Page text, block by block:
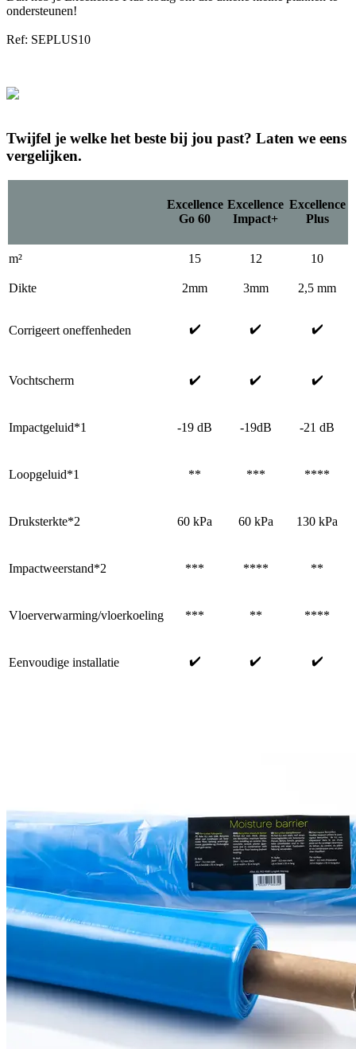
ondersteunen!
Ref: SEPLUS10
Twijfel je welke het beste bij jou past? Laten we eens
vergelijken.
Excellence
Go 60
Excellence
Impact+
Excellence
Plus
m² 15 12 10
Dikte 2mm 3mm 2,5 mm
Corrigeert oneffenheden ✔️ ✔️ ✔️
Vochtscherm ✔️ ✔️ ✔️
Impactgeluid*1 -19 dB -19dB -21 dB
Loopgeluid*1 ** *** ****
Druksterkte*2 60 kPa 60 kPa 130 kPa
Impactweerstand*2 *** **** **
Vloerverwarming/vloerkoeling *** ** ****
Eenvoudige installatie ✔️ ✔️ ✔️